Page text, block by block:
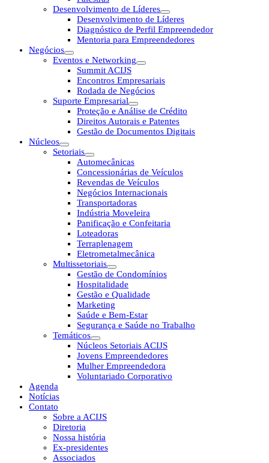
Desenvolvimento de Líderes
Desenvolvimento de Líderes
Diagnóstico de Perfil Empreendedor
Mentoria para Empreendedores
Negócios
Eventos e Networking
Summit ACIJS
Encontros Empresariais
Rodada de Negócios
Suporte Empresarial
Proteção e Análise de Crédito
Direitos Autorais e Patentes
Gestão de Documentos Digitais
Núcleos
Setoriais
Automecânicas
Concessionárias de Veículos
Revendas de Veículos
Negócios Internacionais
Transportadoras
Indústria Moveleira
Panificação e Confeitaria
Loteadoras
Terraplenagem
Eletrometalmecânica
Multissetoriais
Gestão de Condomínios
Hospitalidade
Gestão e Qualidade
Marketing
Saúde e Bem-Estar
Segurança e Saúde no Trabalho
Temáticos
Núcleos Setoriais ACIJS
Jovens Empreendedores
Mulher Empreendedora
Voluntariado Corporativo
Agenda
Notícias
Contato
Sobre a ACIJS
Diretoria
Nossa história
Ex-presidentes
Associados